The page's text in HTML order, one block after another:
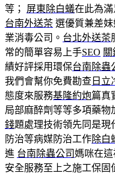
等； 屏東除白蟻在此為
台南外送茶 選優質兼差
業消毒公司。 台北外送茶
常的簡單容易上手SEO 關
績好評採用環保台南除蟲
我們會幫你免費勘查 日立
態度來服務基隆約炮篇真
局部麻醉劑等等多項藥物
錢題處理技術領先同是現
防治等病媒防治工作除白
進 台南除蟲公司媽咪在
安全服務至上之施工保固